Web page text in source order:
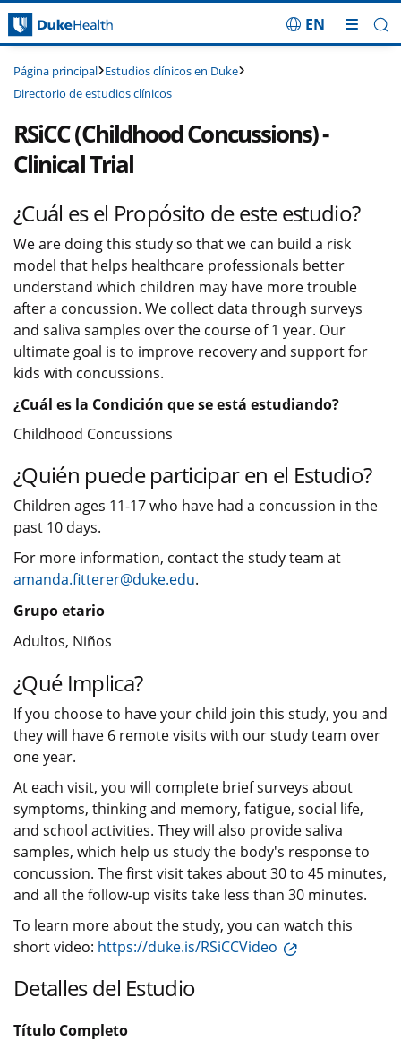
Saltar navegación
EN
Página principal Estudios clínicos en Duke
Directorio de estudios clínicos
RSiCC (Childhood Concussions) -
Clinical Trial
¿Cuál es el Propósito de este estudio?
We are doing this study so that we can build a risk
model that helps healthcare professionals better
understand which children may have more trouble
after a concussion. We collect data through surveys
and saliva samples over the course of 1 year. Our
ultimate goal is to improve recovery and support for
kids with concussions.
¿Cuál es la Condición que se está estudiando?
Childhood Concussions
¿Quién puede participar en el Estudio?
Children ages 11-17 who have had a concussion in the
past 10 days.
For more information, contact the study team at
amanda.fitterer@duke.edu.
Grupo etario
Adultos, Niños
¿Qué Implica?
If you choose to have your child join this study, you and
they will have 6 remote visits with our study team over
one year.
At each visit, you will complete brief surveys about
symptoms, thinking and memory, fatigue, social life,
and school activities. They will also provide saliva
samples, which help us study the body's response to
concussion. The first visit takes about 30 to 45 minutes,
and all the follow-up visits take less than 30 minutes.
To learn more about the study, you can watch this
short video: https://duke.is/RSiCCVideo
Detalles del Estudio
Título Completo